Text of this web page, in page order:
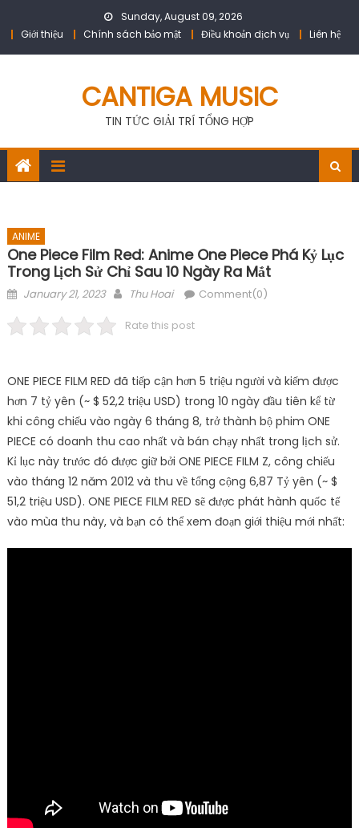
Sunday, August 09, 2026
Giới thiệu
Chính sách bảo mật Điều khoản dịch vụ Liên hệ
CANTIGA MUSIC
TIN TỨC GIẢI TRÍ TỔNG HỢP
ANIME
One Piece Film Red: Anime One Piece Phá Kỷ Lục
Trong Lịch Sử Chỉ Sau 10 Ngày Ra Mắt
Posted
January 21, 2023 Author
Thu Hoai Comment(0)
Rate this post
ONE PIECE FILM RED đã tiếp cận hơn 5 triệu người và kiếm được
hơn 7 tỷ yên (~ $ 52,2 triệu USD) trong 10 ngày đầu tiên kể từ
khi công chiếu vào ngày 6 tháng 8, trở thành bộ phim ONE
PIECE có doanh thu cao nhất và bán chạy nhất trong lịch sử.
Kỉ lục này trước đó được giữ bởi ONE PIECE FILM Z, công chiếu
vào tháng 12 năm 2012 và thu về tổng cộng 6,87 Tỷ yên (~ $
51,2 triệu USD). ONE PIECE FILM RED sẽ được phát hành quốc tế
vào mùa thu này, và bạn có thể xem đoạn giới thiệu mới nhất: